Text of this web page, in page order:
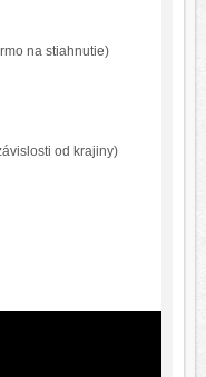
na stiahnutie)
od krajiny)